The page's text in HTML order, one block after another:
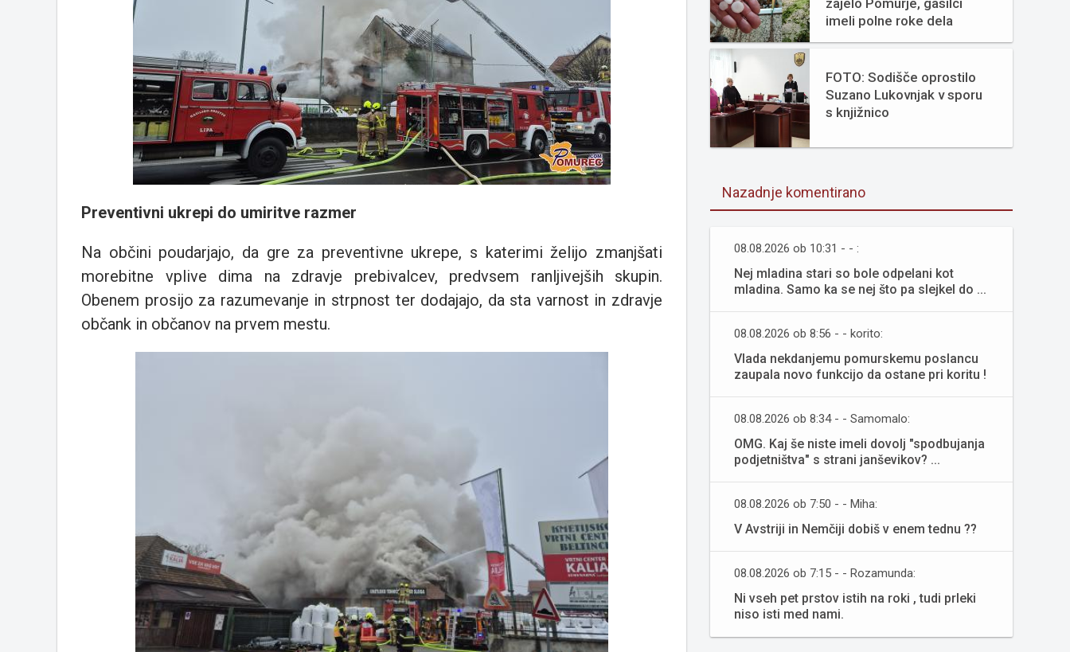
Preventivni ukrepi do umiritve razmer
Na občini poudarjajo, da gre za preventivne ukrepe, s katerimi želijo zmanjšati
morebitne vplive dima na zdravje prebivalcev, predvsem ranljivejših skupin.
Obenem prosijo za razumevanje in strpnost ter dodajajo, da sta varnost in zdravje
občank in občanov na prvem mestu.
zajelo Pomurje, gasilci
imeli polne roke dela
FOTO: Sodišče oprostilo
Suzano Lukovnjak v sporu
s knjižnico
Nazadnje komentirano
08.08.2026 ob 10:31 - - :
Nej mladina stari so bole odpelani kot
mladina. Samo ka se nej što pa slejkel do ...
08.08.2026 ob 8:56 - - korito:
Vlada nekdanjemu pomurskemu poslancu
zaupala novo funkcijo da ostane pri koritu !
08.08.2026 ob 8:34 - - Samomalo:
OMG. Kaj še niste imeli dovolj "spodbujanja
podjetništva" s strani janševikov? ...
08.08.2026 ob 7:50 - - Miha:
V Avstriji in Nemčiji dobiš v enem tednu ??
08.08.2026 ob 7:15 - - Rozamunda:
Ni vseh pet prstov istih na roki , tudi prleki
niso isti med nami.